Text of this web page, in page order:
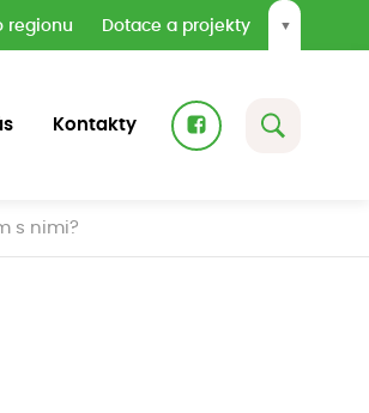
regionu Dotace a projekty ▼
Kontakty
s nimi?